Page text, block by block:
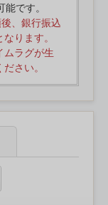
です。
、銀行振込
ります。
ムラグが生
さい。